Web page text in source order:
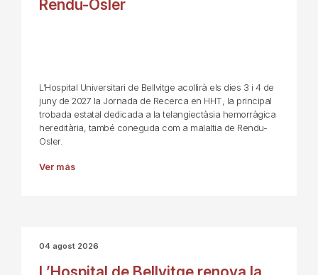
Rendu-Osler
L’Hospital Universitari de Bellvitge acollirà els dies 3 i 4 de
juny de 2027 la Jornada de Recerca en HHT, la principal
trobada estatal dedicada a la telangiectàsia hemorràgica
hereditària, també coneguda com a malaltia de Rendu-
Osler.
Ver más
04 agost 2026